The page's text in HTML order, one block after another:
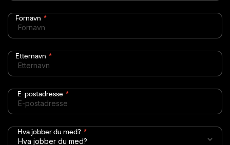
Fornavn *
Etternavn *
E-postadresse *
Hva jobber du med? *